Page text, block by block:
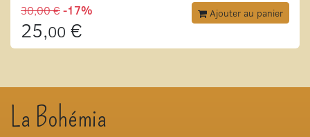
30,00 €-17%
25,00 €
Ajouter au panier
La Bohémia